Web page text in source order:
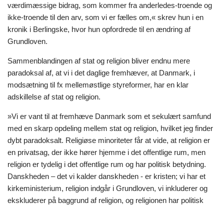
værdimæssige bidrag, som kommer fra anderledes-troende og
ikke-troende til den arv, som vi er fælles om,« skrev hun i en
kronik i Berlingske, hvor hun opfordrede til en ændring af
Grundloven.
Sammenblandingen af stat og religion bliver endnu mere
paradoksal af, at vi i det daglige fremhæver, at Danmark, i
modsætning til fx mellemøstlige styreformer, har en klar
adskillelse af stat og religion.
»Vi er vant til at fremhæve Danmark som et sekulært samfund
med en skarp opdeling mellem stat og religion, hvilket jeg finder
dybt paradoksalt. Religiøse minoriteter får at vide, at religion er
en privatsag, der ikke hører hjemme i det offentlige rum, men
religion er tydelig i det offentlige rum og har politisk betydning.
Danskheden – det vi kalder danskheden - er kristen; vi har et
kirkeministerium, religion indgår i Grundloven, vi inkluderer og
ekskluderer på baggrund af religion, og religionen har politisk